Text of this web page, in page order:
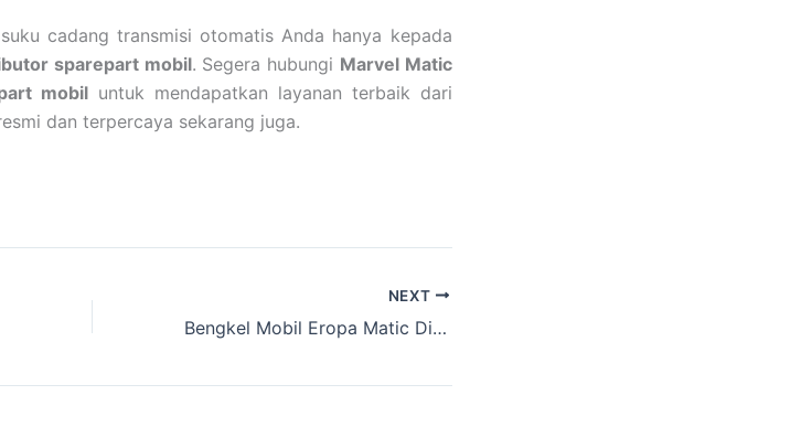
cadang transmisi otomatis Anda hanya kepada
sparepart mobil. Segera hubungi Marvel Matic
mobil untuk mendapatkan layanan terbaik dari
dan terpercaya sekarang juga.
NEXT
Bengkel Mobil Eropa Matic Di Jakarta Utara Berstandar Internasional Terbaik